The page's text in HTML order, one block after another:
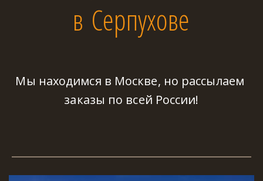
в Серпухове
Мы находимся в Москве, но рассылаем
заказы по всей России!